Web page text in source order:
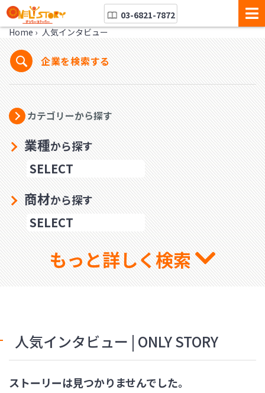
03-6821-7872
Home › 人気インタビュー
企業を検索する
カテゴリーから探す
業種から探す
商材から探す
もっと詳しく検索
人気インタビュー | ONLY STORY
ストーリーは見つかりませんでした。